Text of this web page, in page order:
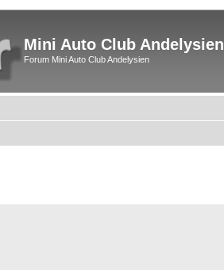
Mini Auto Club Andelysien
Forum Mini Auto Club Andelysien